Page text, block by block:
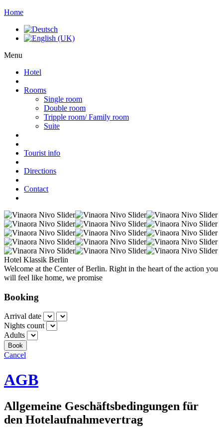
Home
Menu
Hotel
Rooms
Single room
Double room
Tripple room/ Family room
Suite
Tourist info
Directions
Contact
Hotel Klassik Berlin
Welcome at the Center of Berlin. Right in the heart of the action you
will feel like home, we promise
Booking
Arrival date
Nights count
Adults
Cancel
AGB
Allgemeine Geschäftsbedingungen für
den Hotelaufnahmevertrag